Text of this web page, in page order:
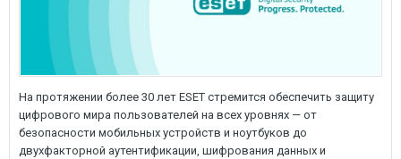
На протяжении более 30 лет ESET стремится обеспечить защиту
цифрового мира пользователей на всех уровнях — от
безопасности мобильных устройств и ноутбуков до
двухфакторной аутентификации, шифрования данных и